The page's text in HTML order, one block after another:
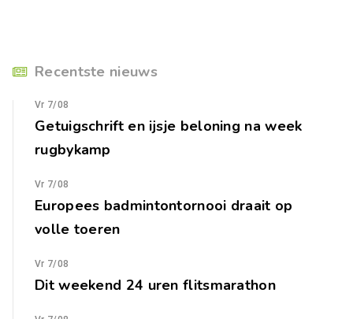
Recentste nieuws
Vr 7/08
Getuigschrift en ijsje beloning na week
rugbykamp
Vr 7/08
Europees badmintontornooi draait op
volle toeren
Vr 7/08
Dit weekend 24 uren flitsmarathon